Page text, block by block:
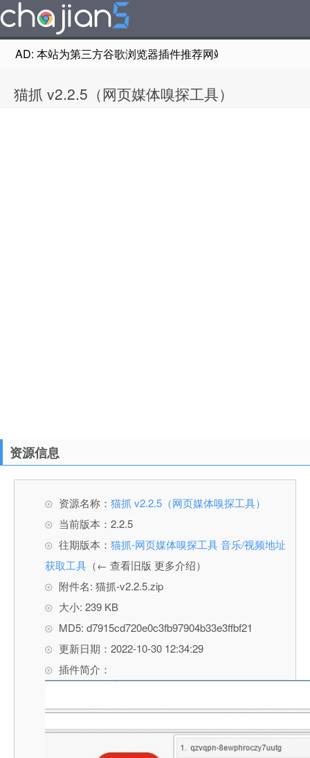
AD: 本站为第三方谷歌浏览器插件推荐网站，非Google
猫抓 v2.2.5（网页媒体嗅探工具）
资源信息
资源名称： 猫抓 v2.2.5（网页媒体嗅探工具）
当前版本：2.2.5
往期版本： 猫抓-网页媒体嗅探工具 音乐/视频地址
获取工具 （← 查看旧版 更多介绍）
附件名: 猫抓-v2.2.5.zip
大小: 239 KB
MD5: d7915cd720e0c3fb97904b33e3ffbf21
更新日期：2022-10-30 12:34:29
插件简介：